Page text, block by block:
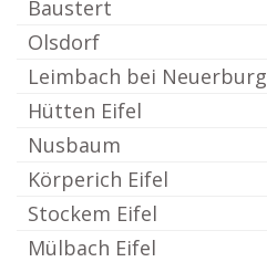
Baustert
Olsdorf
Leimbach bei Neuerburg
Hütten Eifel
Nusbaum
Körperich Eifel
Stockem Eifel
Mülbach Eifel